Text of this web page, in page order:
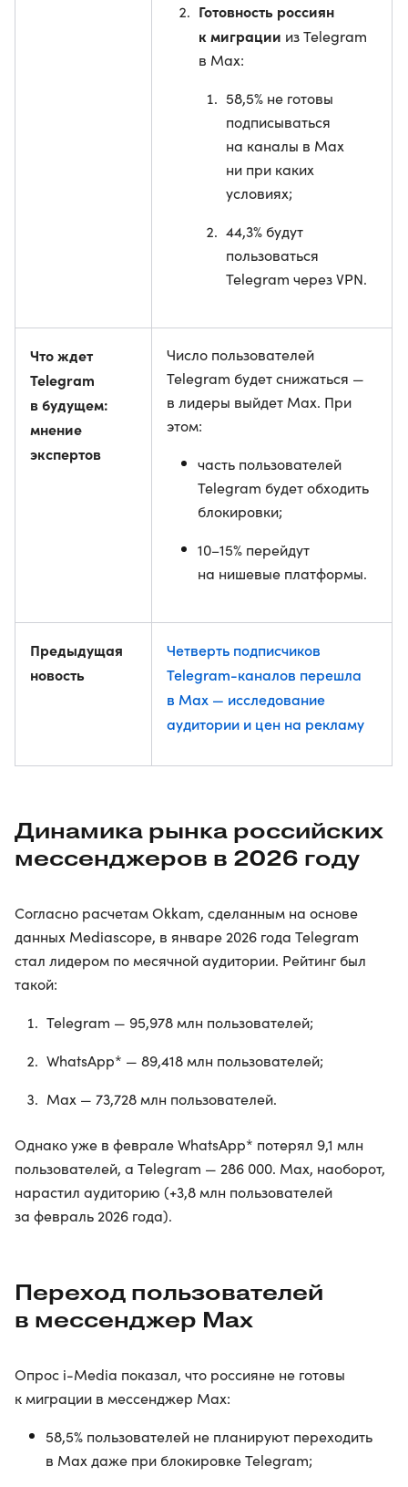
Готовность россиян
к миграции из Telegram
в Max:
58,5% не готовы
подписываться
на каналы в Max
ни при каких
условиях;
44,3% будут
пользоваться
Telegram через VPN.
Что ждет
Telegram
в будущем:
мнение
экспертов
Число пользователей
Telegram будет снижаться —
в лидеры выйдет Max. При
этом:
часть пользователей
Telegram будет обходить
блокировки;
10–15% перейдут
на нишевые платформы.
Предыдущая
новость
Четверть подписчиков
Telegram-каналов перешла
в Max — исследование
аудитории и цен на рекламу
Динамика рынка российских
мессенджеров в 2026 году
Согласно расчетам Okkam, сделанным на основе
данных Mediascope, в январе 2026 года Telegram
стал лидером по месячной аудитории. Рейтинг был
такой:
Telegram — 95,978 млн пользователей;
WhatsApp* — 89,418 млн пользователей;
Max — 73,728 млн пользователей.
Однако уже в феврале WhatsApp* потерял 9,1 млн
пользователей, а Telegram — 286 000. Max, наоборот,
нарастил аудиторию (+3,8 млн пользователей
за февраль 2026 года).
Переход пользователей
в мессенджер Max
Опрос i-Media показал, что россияне не готовы
к миграции в мессенджер Max:
58,5% пользователей не планируют переходить
в Max даже при блокировке Telegram;